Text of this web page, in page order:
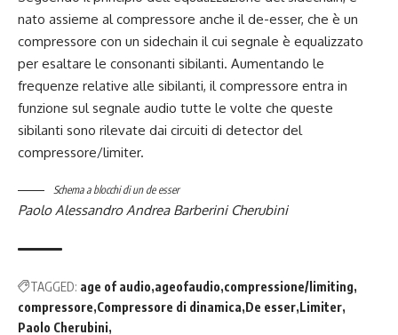
nato assieme al compressore anche il de-esser, che è un
compressore con un sidechain il cui segnale è equalizzato
per esaltare le consonanti sibilanti. Aumentando le
frequenze relative alle sibilanti, il compressore entra in
funzione sul segnale audio tutte le volte che queste
sibilanti sono rilevate dai circuiti di detector del
compressore/limiter.
Schema a blocchi di un de esser
Paolo Alessandro Andrea Barberini Cherubini
TAGGED: age of audio ageofaudio compressione/limiting
compressore Compressore di dinamica De esser Limiter
Paolo Cherubini